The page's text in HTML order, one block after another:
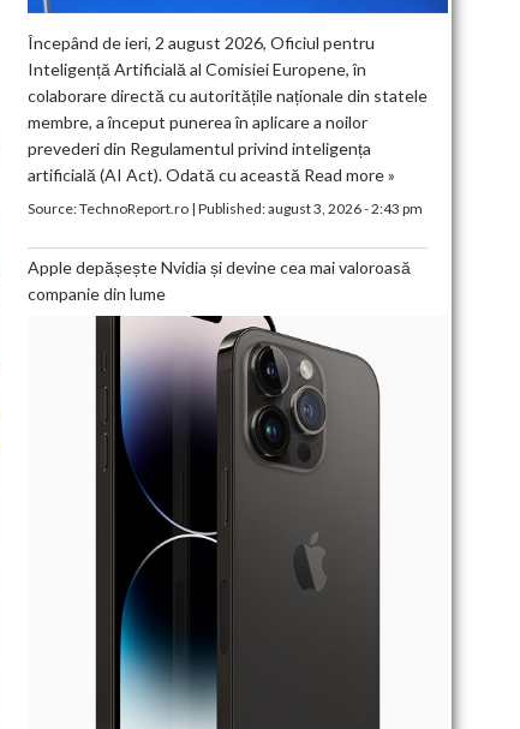
Începând de ieri, 2 august 2026, Oficiul pentru
Inteligență Artificială al Comisiei Europene, în
colaborare directă cu autoritățile naționale din statele
membre, a început punerea în aplicare a noilor
prevederi din Regulamentul privind inteligența
artificială (AI Act). Odată cu această Read more »
Source:TechnoReport.ro| Published:august 3, 2026 - 2:43 pm
Apple depășește Nvidia și devine cea mai valoroasă
companie din lume